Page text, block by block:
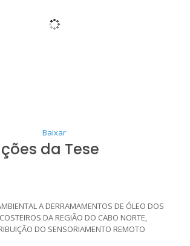
Baixar
da Tese
A DERRAMAMENTOS DE ÓLEO DOS
DA REGIÃO DO CABO NORTE,
DO SENSORIAMENTO REMOTO